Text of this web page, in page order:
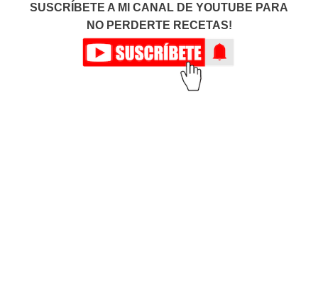
SUSCRÍBETE A MI CANAL DE YOUTUBE PARA
NO PERDERTE RECETAS!